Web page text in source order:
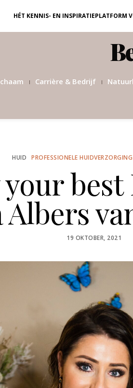
HÉT KENNIS- EN INSPIRATIEPLATFORM
Carrière & Bedrijf
HUID PROFESSIONELE HUIDVERZORGING
your
Albers
POSTED
19 OKTOBER, 2021